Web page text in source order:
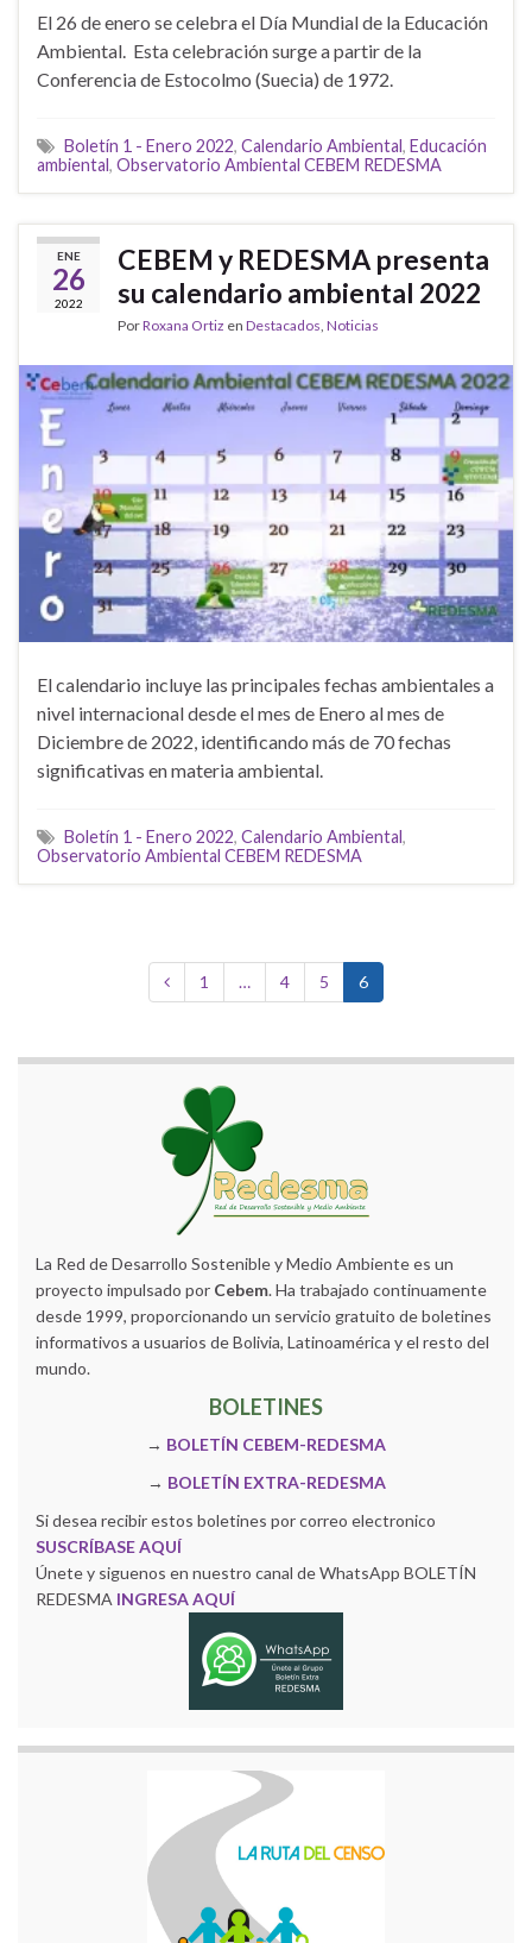
El 26 de enero se celebra el Día Mundial de la Educación
Ambiental. Esta celebración surge a partir de la
Conferencia de Estocolmo (Suecia) de 1972.
Boletín 1 - Enero 2022, Calendario Ambiental, Educación
ambiental, Observatorio Ambiental CEBEM REDESMA
ENE
26
2022
CEBEM y REDESMA presenta
su calendario ambiental 2022
PorRoxana Ortiz en Destacados Noticias
El calendario incluye las principales fechas ambientales a
nivel internacional desde el mes de Enero al mes de
Diciembre de 2022, identificando más de 70 fechas
significativas en materia ambiental.
Boletín 1 - Enero 2022, Calendario Ambiental,
Observatorio Ambiental CEBEM REDESMA
1 … 4 5 6
La Red de Desarrollo Sostenible y Medio Ambiente es un
proyecto impulsado por Cebem. Ha trabajado continuamente
desde 1999, proporcionando un servicio gratuito de boletines
informativos a usuarios de Bolivia, Latinoamérica y el resto del
mundo.
BOLETINES
→ BOLETÍN CEBEM-REDESMA
→ BOLETÍN EXTRA-REDESMA
Si desea recibir estos boletines por correo electronico
SUSCRÍBASE AQUÍ
Únete y siguenos en nuestro canal de WhatsApp BOLETÍN
REDESMA INGRESA AQUÍ